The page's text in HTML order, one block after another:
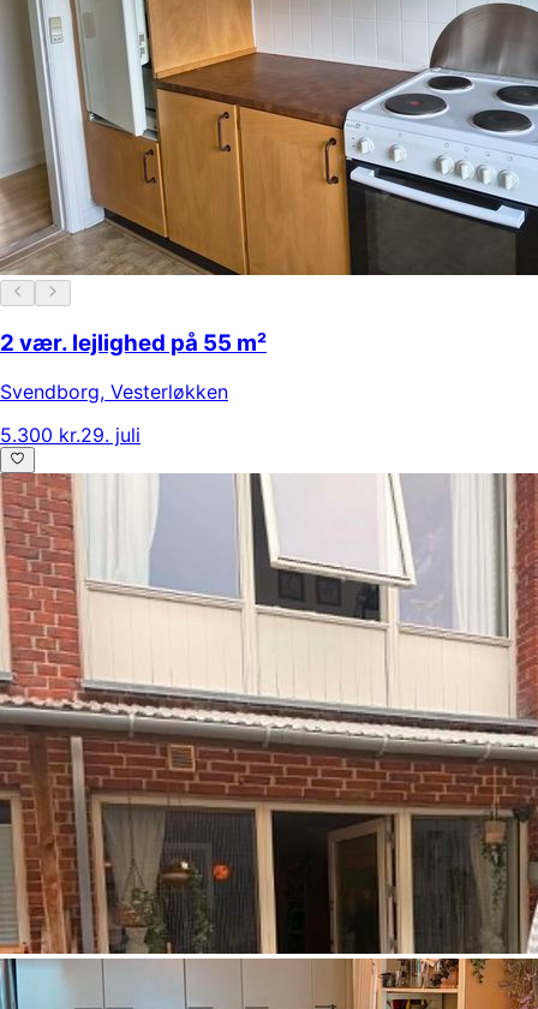
2 vær. lejlighed på 55 m²
Svendborg, Vesterløkken
5.300 kr.29. juli